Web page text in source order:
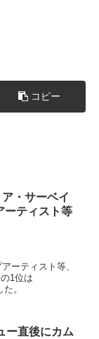
コピー
・サーベイ
ーティスト等
ーティスト等、
1位は
。
ー直後にカム